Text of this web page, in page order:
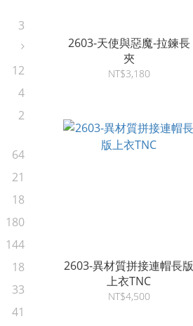
3
12
4
2
64
21
18
180
144
18
33
41
2603-天使與惡魔-拉鍊長
夾
NT$3,180
2603-異材質拼接連帽長版
上衣TNC
NT$4,500